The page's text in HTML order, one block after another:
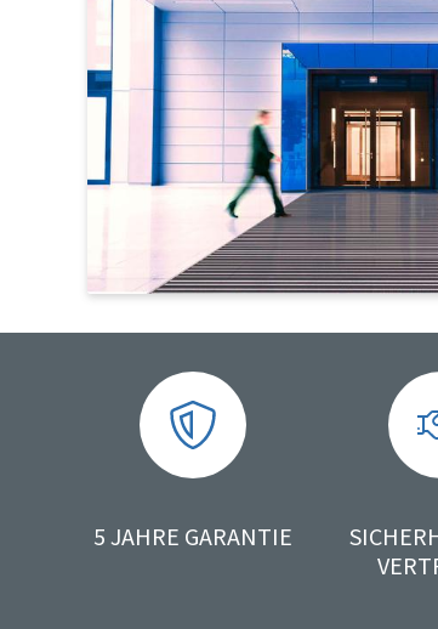
5 JAHRE GARANTIE